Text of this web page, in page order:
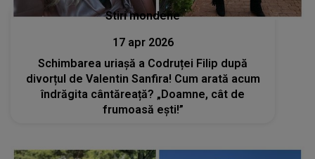
Stiri mondene
17 apr 2026
Schimbarea uriașă a Codruței Filip după
divorțul de Valentin Sanfira! Cum arată acum
îndrăgita cântăreață? „Doamne, cât de
frumoasă ești!”